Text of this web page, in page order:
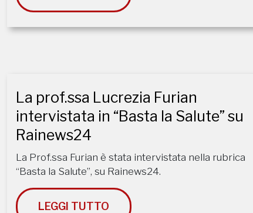
La prof.ssa Lucrezia Furian
intervistata in “Basta la Salute” su
Rainews24
La Prof.ssa Furian è stata intervistata nella rubrica
“Basta la Salute”, su Rainews24.
LEGGI TUTTO